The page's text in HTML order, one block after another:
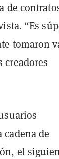
de
“Es
tomaron
creadores
de
el